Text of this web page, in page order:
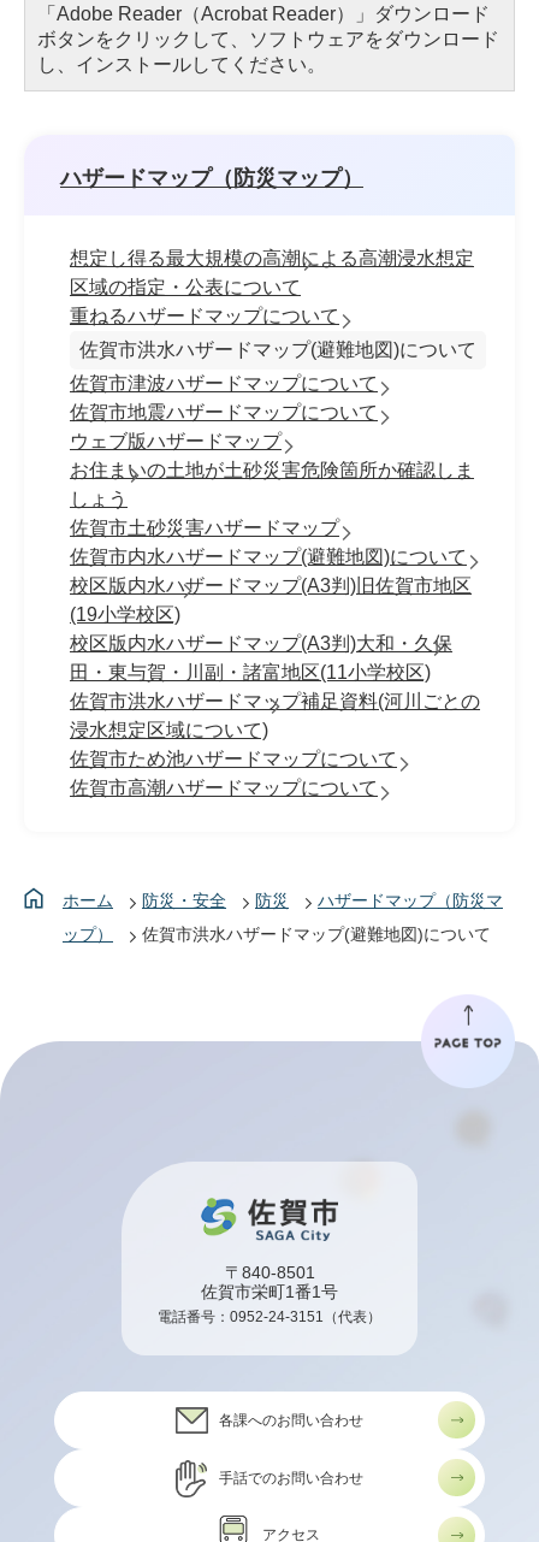
「Adobe Reader（Acrobat Reader）」ダウンロード
ボタンをクリックして、ソフトウェアをダウンロード
し、インストールしてください。
ハザードマップ（防災マップ）
想定し得る最大規模の高潮による高潮浸水想定
区域の指定・公表について
重ねるハザードマップについて
佐賀市洪水ハザードマップ(避難地図)について
佐賀市津波ハザードマップについて
佐賀市地震ハザードマップについて
ウェブ版ハザードマップ
お住まいの土地が土砂災害危険箇所か確認しま
しょう
佐賀市土砂災害ハザードマップ
佐賀市内水ハザードマップ(避難地図)について
校区版内水ハザードマップ(A3判)旧佐賀市地区
(19小学校区)
校区版内水ハザードマップ(A3判)大和・久保
田・東与賀・川副・諸富地区(11小学校区)
佐賀市洪水ハザードマップ補足資料(河川ごとの
浸水想定区域について)
佐賀市ため池ハザードマップについて
佐賀市高潮ハザードマップについて
ホーム 防災・安全 防災
ハザードマップ（防災マ
ップ）
佐賀市洪水ハザードマップ(避難地図)について
〒840-8501
佐賀市栄町1番1号
電話番号： 0952-24-3151 （代表）
各課へのお問い合わせ
手話でのお問い合わせ
アクセス